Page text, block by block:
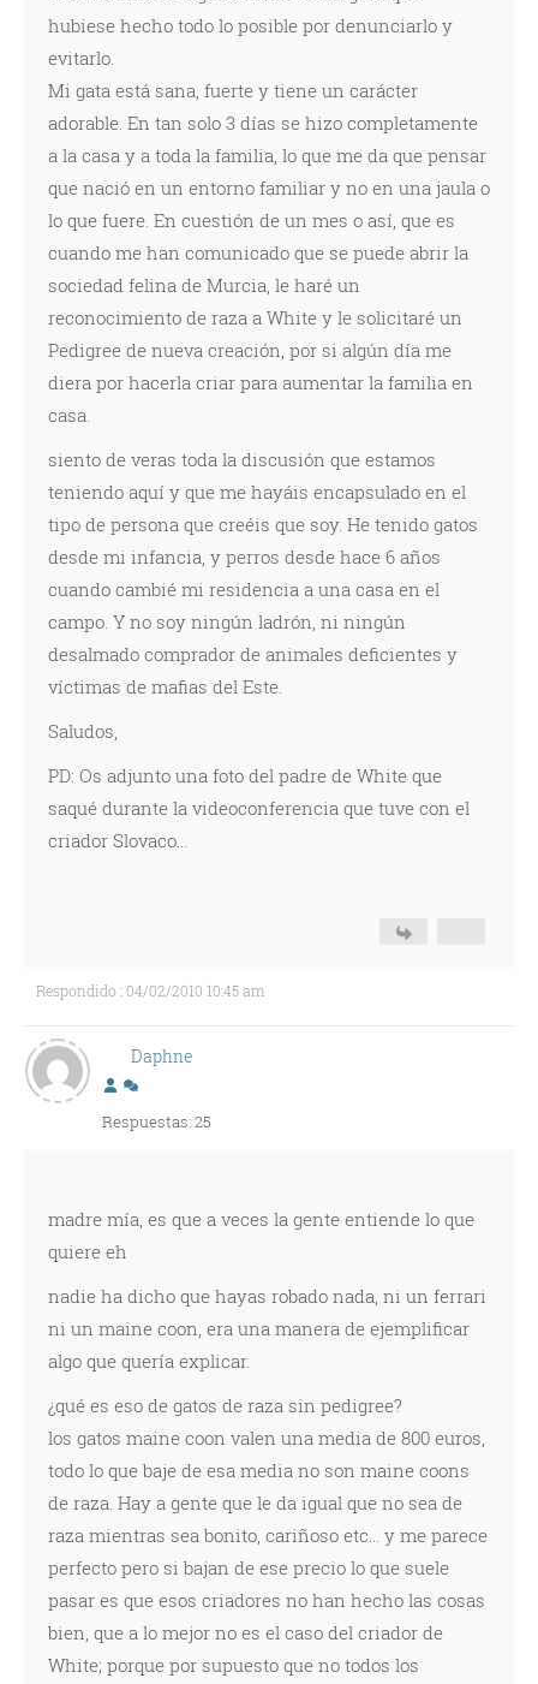
hubiese hecho todo lo posible por denunciarlo y
evitarlo.
Mi gata está sana, fuerte y tiene un carácter
adorable. En tan solo 3 días se hizo completamente
a la casa y a toda la familia, lo que me da que pensar
que nació en un entorno familiar y no en una jaula o
lo que fuere. En cuestión de un mes o así, que es
cuando me han comunicado que se puede abrir la
sociedad felina de Murcia, le haré un
reconocimiento de raza a White y le solicitaré un
Pedigree de nueva creación, por si algún día me
diera por hacerla criar para aumentar la familia en
casa.
siento de veras toda la discusión que estamos
teniendo aquí y que me hayáis encapsulado en el
tipo de persona que creéis que soy. He tenido gatos
desde mi infancia, y perros desde hace 6 años
cuando cambié mi residencia a una casa en el
campo. Y no soy ningún ladrón, ni ningún
desalmado comprador de animales deficientes y
víctimas de mafias del Este.
Saludos,
PD: Os adjunto una foto del padre de White que
saqué durante la videoconferencia que tuve con el
criador Slovaco...
Respondido : 04/02/2010 10:45 am
Daphne
Respuestas: 25
madre mía, es que a veces la gente entiende lo que
quiere eh
nadie ha dicho que hayas robado nada, ni un ferrari
ni un maine coon, era una manera de ejemplificar
algo que quería explicar.
¿qué es eso de gatos de raza sin pedigree?
los gatos maine coon valen una media de 800 euros,
todo lo que baje de esa media no son maine coons
de raza. Hay a gente que le da igual que no sea de
raza mientras sea bonito, cariñoso etc... y me parece
perfecto pero si bajan de ese precio lo que suele
pasar es que esos criadores no han hecho las cosas
bien, que a lo mejor no es el caso del criador de
White; porque por supuesto que no todos los